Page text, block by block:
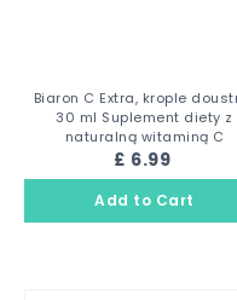
Biaron C Extra, krople
30 ml Suplement diety z
naturalną witaminą C
£ 6.99